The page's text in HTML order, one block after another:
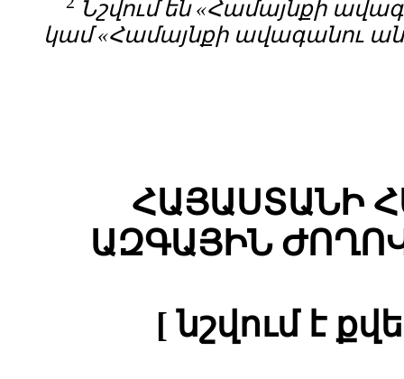
Նշվում են «Համայնքի
կամ«Համայնքի ավագանու
ՀԱՅԱՍՏԱՆԻ
ԱԶԳԱՅԻՆ
[ նշվում է